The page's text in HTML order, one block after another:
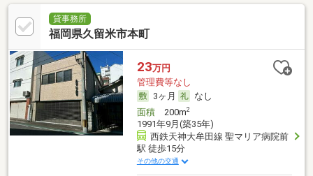
貸事務所
福岡県久留米市本町
23万円
管理費等なし
3ヶ月
なし
面積200m2
1991年9月(築35年)
西鉄天神大牟田線 聖マリア病院前
駅 徒歩15分
その他の交通